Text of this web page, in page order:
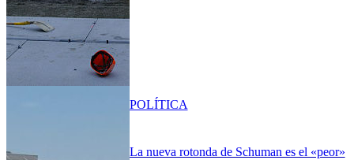
La nueva rotonda de Schuman es el «peor»
POLÍTICA